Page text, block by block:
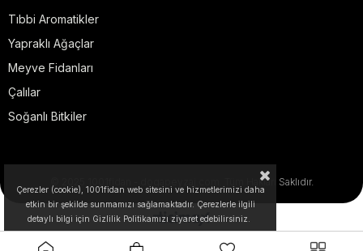
Tıbbi Aromatikler
Yapraklı Ağaçlar
Meyve Fidanları
Çalılar
Soğanlı Bitkiler
© 2025 1001fidan - dogapeyzaj.com. Tüm Hakları Saklıdır.
Çerezler (cookie), 1001fidan web sitesini ve hizmetlerimizi daha
etkin bir şekilde sunmamızı sağlamaktadır. Çerezlerle ilgili
detaylı bilgi için Gizlilik Politikamızı ziyaret edebilirsiniz.